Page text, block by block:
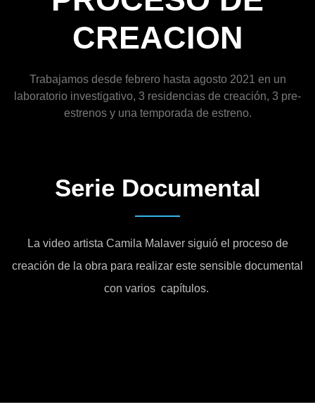
CREACION
Trabajamos desde febrero hasta agosto 2021 en un
laboratorio investigativo, 3 residencias de creación, 3 pre-
estrenos y una temporada de estreno.
Serie Documental
La video artista Camila Malaver siguió el proceso de
creación de la obra para realizar este sensible documental
con varios capítulos.